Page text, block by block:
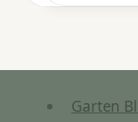
Garten